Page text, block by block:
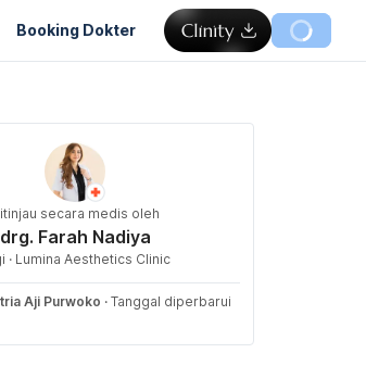
Booking Dokter
secara medis oleh
drg. Farah Nadiya
· Lumina Aesthetics Clinic
Aji Purwoko · Tanggal diperbarui